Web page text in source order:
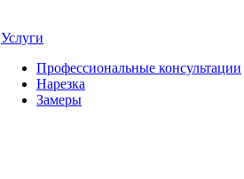
Услуги
Профессиональные консультации
Нарезка
Замеры